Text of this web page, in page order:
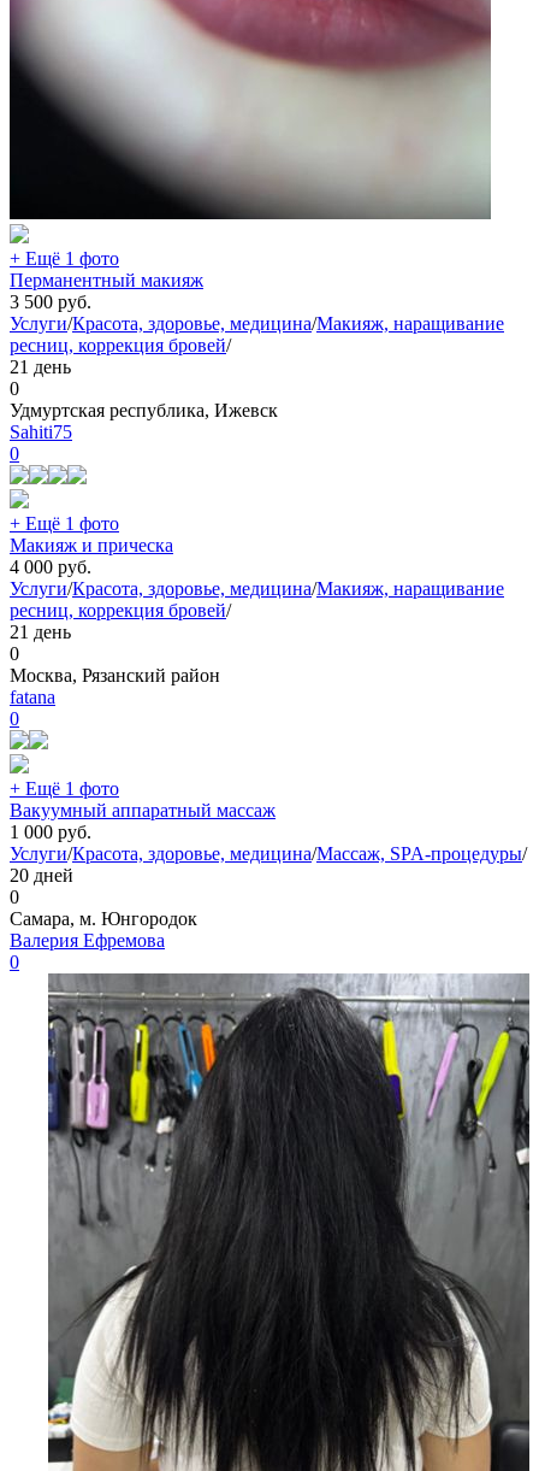
+ Ещё 1 фото
Перманентный макияж
3 500 руб.
Услуги/Красота, здоровье, медицина/Макияж, наращивание
ресниц, коррекция бровей/
21 день
0
Удмуртская республика, Ижевск
Sahiti75
0
+ Ещё 1 фото
Макияж и прическа
4 000 руб.
Услуги/Красота, здоровье, медицина/Макияж, наращивание
ресниц, коррекция бровей/
21 день
0
Москва, Рязанский район
fatana
0
+ Ещё 1 фото
Вакуумный аппаратный массаж
1 000 руб.
Услуги/Красота, здоровье, медицина/Массаж, SPA-процедуры/
20 дней
0
Самара, м. Юнгородок
Валерия Ефремова
0